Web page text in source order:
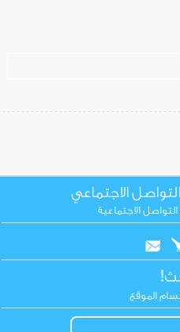
الاجتماعي
الاجتماعية
الموقع